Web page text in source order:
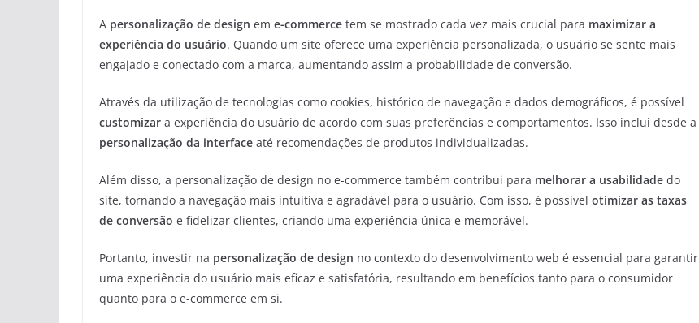
A personalização de design em e-commerce tem se mostrado cada vez mais crucial para maximizar a
experiência do usuário. Quando um site oferece uma experiência personalizada, o usuário se sente mais
engajado e conectado com a marca, aumentando assim a probabilidade de conversão.
Através da utilização de tecnologias como cookies, histórico de navegação e dados demográficos, é possível
customizar a experiência do usuário de acordo com suas preferências e comportamentos. Isso inclui desde a
personalização da interface até recomendações de produtos individualizadas.
Além disso, a personalização de design no e-commerce também contribui para melhorar a usabilidade do
site, tornando a navegação mais intuitiva e agradável para o usuário. Com isso, é possível otimizar as taxas
de conversão e fidelizar clientes, criando uma experiência única e memorável.
Portanto, investir na personalização de design no contexto do desenvolvimento web é essencial para garantir
uma experiência do usuário mais eficaz e satisfatória, resultando em benefícios tanto para o consumidor
quanto para o e-commerce em si.